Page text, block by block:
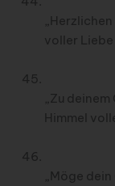
voller Liebe
„Zu
Himmel
„Möge